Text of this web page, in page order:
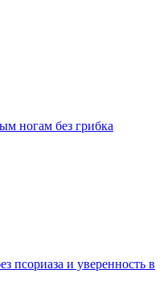
ногам без грибка
псориаза и уверенность в